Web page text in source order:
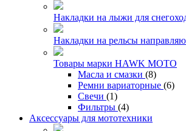
Накладки на лыжи для
Накладки на рельсы
Товары марки HAWK MOTO
Масла и смазки (8)
Ремни вариаторные (6)
Свечи (1)
Фильтры (4)
Аксессуары для мототехники